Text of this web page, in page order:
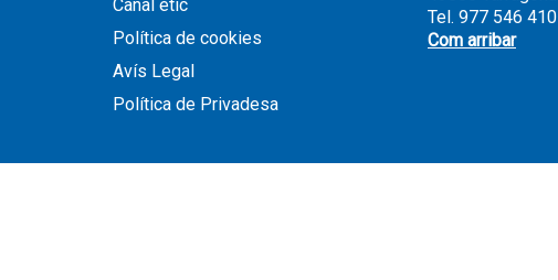
Canal ètic
Política de cookies
Avís Legal
Política de Privadesa
Tel. 977 546 410
Com arribar